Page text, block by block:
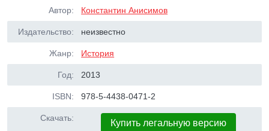
Автор: Константин Анисимов
Издательство: неизвестно
Жанр: История
Год: 2013
ISBN: 978-5-4438-0471-2
Скачать: Купить легальную версию